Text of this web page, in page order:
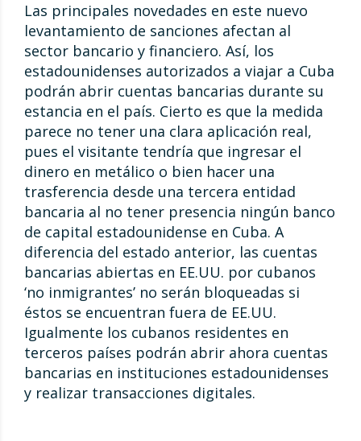
Las principales novedades en este nuevo
levantamiento de sanciones afectan al
sector bancario y financiero. Así, los
estadounidenses autorizados a viajar a Cuba
podrán abrir cuentas bancarias durante su
estancia en el país. Cierto es que la medida
parece no tener una clara aplicación real,
pues el visitante tendría que ingresar el
dinero en metálico o bien hacer una
trasferencia desde una tercera entidad
bancaria al no tener presencia ningún banco
de capital estadounidense en Cuba. A
diferencia del estado anterior, las cuentas
bancarias abiertas en EE.UU. por cubanos
‘no inmigrantes’ no serán bloqueadas si
éstos se encuentran fuera de EE.UU.
Igualmente los cubanos residentes en
terceros países podrán abrir ahora cuentas
bancarias en instituciones estadounidenses
y realizar transacciones digitales.